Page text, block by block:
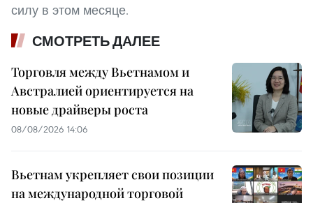
силу в этом месяце.
СМОТРЕТЬ ДАЛЕЕ
Торговля между Вьетнамом и
Австралией ориентируется на
новые драйверы роста
08/08/2026 14:06
Вьетнам укрепляет свои позиции
на международной торговой